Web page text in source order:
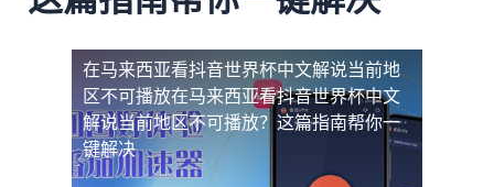
在马来西亚看抖音世界杯中文解说当前地
区不可播放在马来西亚看抖音世界杯中文
解说当前地区不可播放？这篇指南帮你一
键解决